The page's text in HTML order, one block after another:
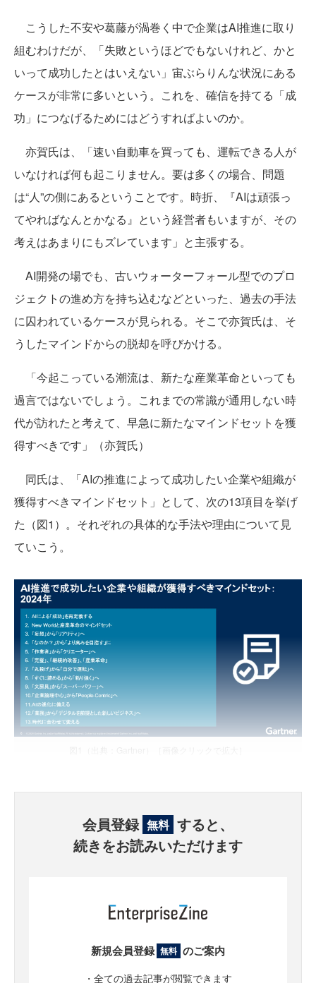
こうした不安や葛藤が渦巻く中で企業はAI推進に取り
組むわけだが、「失敗というほどでもないけれど、かと
いって成功したとはいえない」宙ぶらりんな状況にある
ケースが非常に多いという。これを、確信を持てる「成
功」につなげるためにはどうすればよいのか。
亦賀氏は、「速い自動車を買っても、運転できる人が
いなければ何も起こりません。要は多くの場合、問題
は“人”の側にあるということです。時折、『AIは頑張っ
てやればなんとかなる』という経営者もいますが、その
考えはあまりにもズレています」と主張する。
AI開発の場でも、古いウォーターフォール型でのプロ
ジェクトの進め方を持ち込むなどといった、過去の手法
に囚われているケースが見られる。そこで亦賀氏は、そ
うしたマインドからの脱却を呼びかける。
「今起こっている潮流は、新たな産業革命といっても
過言ではないでしょう。これまでの常識が通用しない時
代が訪れたと考えて、早急に新たなマインドセットを獲
得すべきです」（亦賀氏）
同氏は、「AIの推進によって成功したい企業や組織が
獲得すべきマインドセット」として、次の13項目を挙げ
た（図1）。それぞれの具体的な手法や理由について見
ていこう。
会員登録 無料 すると、
続きをお読みいただけます
新規会員登録 無料 のご案内
・全ての過去記事が閲覧できます